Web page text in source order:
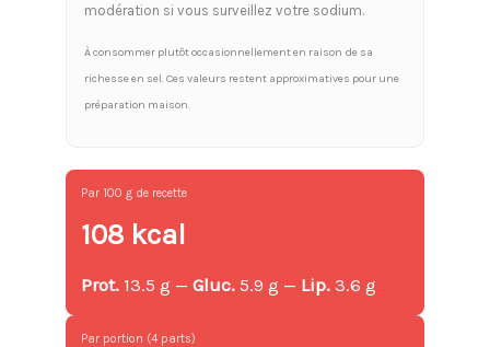
modération si vous surveillez votre sodium.
À consommer plutôt occasionnellement en raison de sa
richesse en sel. Ces valeurs restent approximatives pour une
préparation maison.
Par 100 g de recette
108 kcal
Prot. 13.5 g —Gluc. 5.9 g — Lip. 3.6 g
Par portion (4 parts)